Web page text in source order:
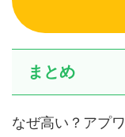
まとめ
なぜ高い？アプ